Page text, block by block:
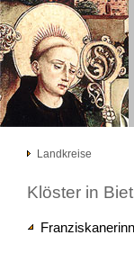
Landkreise
Klöster in